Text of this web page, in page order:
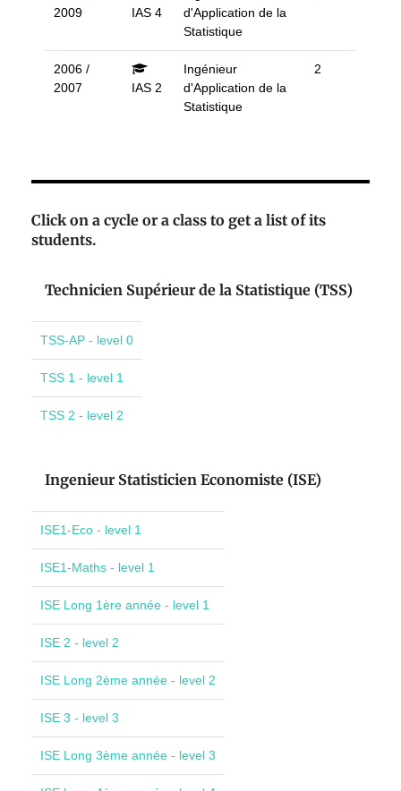
2009
IAS 4
d'Application de la
Statistique
2006 /
2007
IAS 2
Ingénieur
d'Application de la
Statistique
2
Click on a cycle or a class to get a list of its
students.
Technicien Supérieur de la Statistique (TSS)
TSS-AP - level 0
TSS 1 - level 1
TSS 2 - level 2
Ingenieur Statisticien Economiste (ISE)
ISE1-Eco - level 1
ISE1-Maths - level 1
ISE Long 1ère année - level 1
ISE 2 - level 2
ISE Long 2ème année - level 2
ISE 3 - level 3
ISE Long 3ème année - level 3